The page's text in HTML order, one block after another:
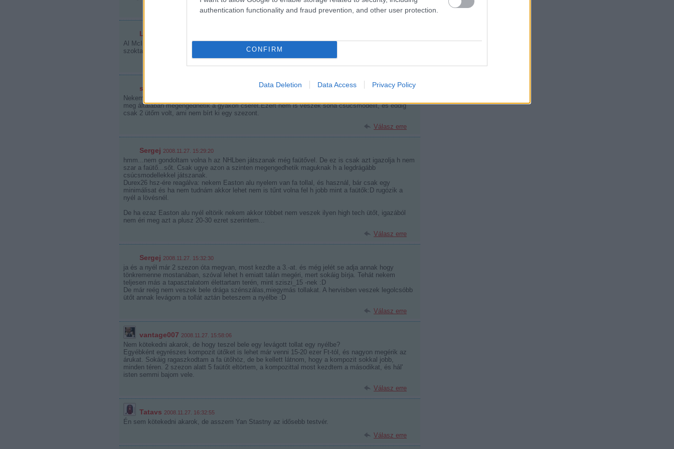
authentication functionality and fraud prevention, and other user protection.
CONFIRM
Data Deletion Data Access Privacy Policy
Válasz erre
Lazlee
Al McInnis is éveken át fa ütővel nyerte a legerősebb lövés versenyt.Elmondása szerint, mert azt
szokta meg.
Válasz erre
sziszi_15
Nekem az a tapasztalatom, hogy a top ütők picit könnyebben törnek, mivel profiknak készül, ők
meg általában megengedhetik a gyakori cserét.Ezért nem is veszek soha csúcsmodellt, és eddig
csak 2 ütőm volt, ami nem bírt ki egy szezont.
Válasz erre
Sergej 2008.11.27. 15:29:20
hmm...nem gondoltam volna h az NHLben játszanak még faütővel. De ez is csak azt igazolja h nem
szar a faütő...sőt. Csak ugye azon a szinten megengedhetik maguknak h a legdrágább
csúcsmodellekkel játszanak.
Durex26 hsz-ére reagálva: nekem Easton alu nyelem van fa tollal, és használ, bár csak egy
minimálisat és ha nem tudnám akkor lehet nem is tűnt volna fel h jobb mint a faütők:D rugózik a
nyél a lövésnél.
De ha ezaz Easton alu nyél eltörik nekem akkor többet nem veszek ilyen high tech ütőt, igazából
nem éri meg azt a plusz 20-30 ezret szerintem...
Válasz erre
Sergej 2008.11.27. 15:32:30
ja és a nyél már 2 szezon óta megvan, most kezdte a 3.-at. és még jelét se adja annak hogy
tönkremenne mostanában, szóval lehet h emiatt talán megéri, mert sokáig bírja. Tehát nekem
teljesen más a tapasztalatom élettartam terén, mint sziszi_15 -nek :D
De már reég nem veszek bele drága szénszálas,miegymás tollakat. A hervisben veszek legolcsóbb
ütőt annak levágom a tollát aztán beteszem a nyélbe :D
Válasz erre
vantage007 2008.11.27. 15:58:06
Nem kötekedni akarok, de hogy teszel bele egy levágott tollat egy nyélbe?
Egyébként egyrészes kompozit ütőket is lehet már venni 15-20 ezer Ft-tól, és nagyon megérik az
árukat. Sokáig ragaszkodtam a fa ütőhöz, de be kellett látnom, hogy a kompozit sokkal jobb,
minden téren. 2 szezon alatt 5 faütőt eltörtem, a kompozittal most kezdtem a másodikat, és hál'
isten semmi bajom vele.
Válasz erre
Tatavs 2008.11.27. 16:32:55
Én sem kötekedni akarok, de asszem Yan Stastny az idősebb testvér.
Válasz erre